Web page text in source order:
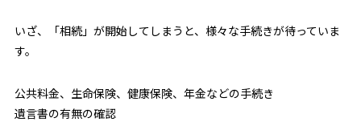
いざ、「相続」が開始してしまうと、様々な手続きが待っていま
す。
公共料金、生命保険、健康保険、年金などの手続き
遺言書の有無の確認